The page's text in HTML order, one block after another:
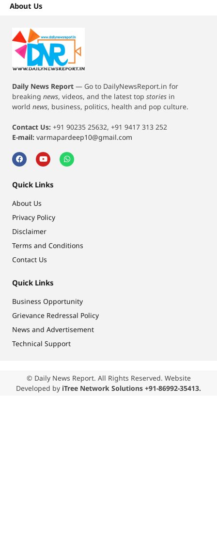
About Us
Daily News Report — Go to DailyNewsReport.in for
breaking news, videos, and the latest top stories in
world news, business, politics, health and pop culture.
Contact Us: +91 90235 25632, +91 9417 313 252
E-mail: varmapardeep10@gmail.com
Quick Links
About Us
Privacy Policy
Disclaimer
Terms and Conditions
Contact Us
Quick Links
Business Opportunity
Grievance Redressal Policy
News and Advertisement
Technical Support
© Daily News Report. All Rights Reserved. Website
Developed by iTree Network Solutions +91-86992-35413.